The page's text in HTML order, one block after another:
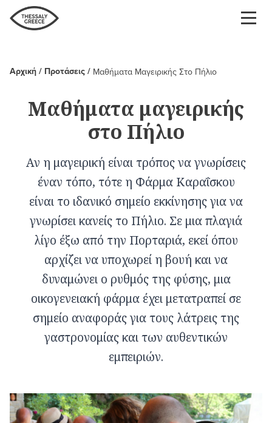
Παράκαμψη
προς
περιεχόμενο
Breadcrumb
Αρχική Προτάσεις Μαθήματα Μαγειρικής Στο Πήλιο
Μαθήματα μαγειρικής
στο Πήλιο
Αν η μαγειρική είναι τρόπος να γνωρίσεις
έναν τόπο, τότε η Φάρμα Καραΐσκου
είναι το ιδανικό σημείο εκκίνησης για να
γνωρίσει κανείς το Πήλιο. Σε μια πλαγιά
λίγο έξω από την Πορταριά, εκεί όπου
αρχίζει να υποχωρεί η βουή και να
δυναμώνει ο ρυθμός της φύσης, μια
οικογενειακή φάρμα έχει μετατραπεί σε
σημείο αναφοράς για τους λάτρεις της
γαστρονομίας και των αυθεντικών
εμπειριών.